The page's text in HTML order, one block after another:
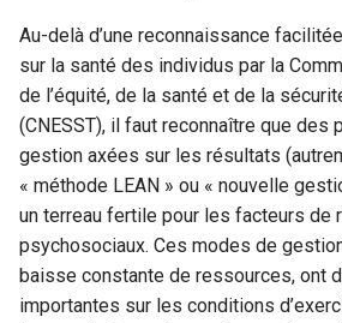
Au-delà d’une reconnaissance
sur la santé des individus par la
de l’équité, de la santé et de la
(CNESST), il faut reconnaître que des
gestion axées sur les résultats
« méthode LEAN » ou « nouvelle
un terreau fertile pour les facteurs de
psychosociaux. Ces modes de
baisse constante de ressources, ont
importantes sur les conditions